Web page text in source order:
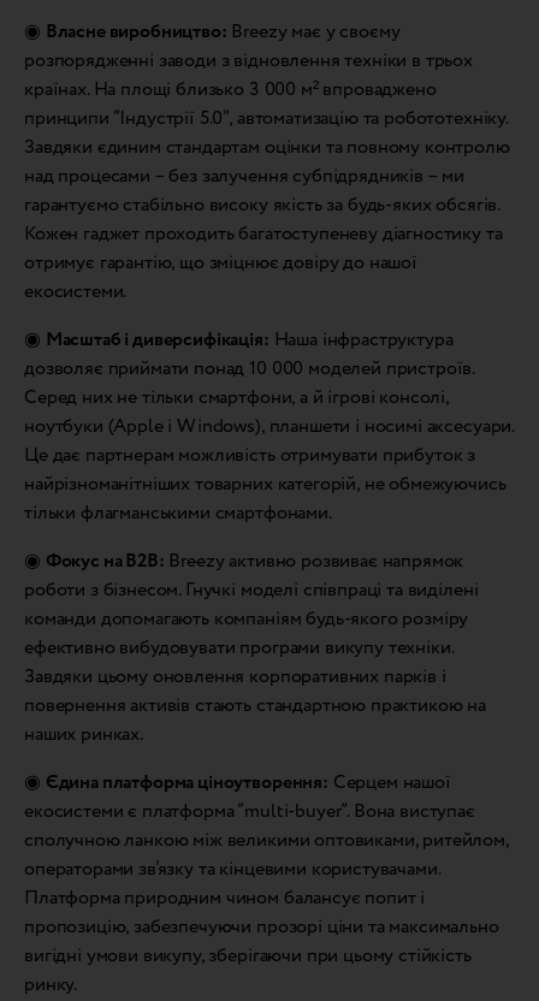
◉ Власне виробництво: Breezy має у своєму
розпорядженні заводи з відновлення техніки в трьох
країнах. На площі близько 3 000 м² впроваджено
принципи “Індустрії 5.0”, автоматизацію та робототехніку.
Завдяки єдиним стандартам оцінки та повному контролю
над процесами – без залучення субпідрядників – ми
гарантуємо стабільно високу якість за будь-яких обсягів.
Кожен гаджет проходить багатоступеневу діагностику та
отримує гарантію, що зміцнює довіру до нашої
екосистеми.
◉ Масштаб і диверсифікація: Наша інфраструктура
дозволяє приймати понад 10 000 моделей пристроїв.
Серед них не тільки смартфони, а й ігрові консолі,
ноутбуки (Apple і Windows), планшети і носимі аксесуари.
Це дає партнерам можливість отримувати прибуток з
найрізноманітніших товарних категорій, не обмежуючись
тільки флагманськими смартфонами.
◉ Фокус на B2B: Breezy активно розвиває напрямок
роботи з бізнесом. Гнучкі моделі співпраці та виділені
команди допомагають компаніям будь-якого розміру
ефективно вибудовувати програми викупу техніки.
Завдяки цьому оновлення корпоративних парків і
повернення активів стають стандартною практикою на
наших ринках.
◉ Єдина платформа ціноутворення: Серцем нашої
екосистеми є платформа “multi-buyer”. Вона виступає
сполучною ланкою між великими оптовиками, ритейлом,
операторами зв’язку та кінцевими користувачами.
Платформа природним чином балансує попит і
пропозицію, забезпечуючи прозорі ціни та максимально
вигідні умови викупу, зберігаючи при цьому стійкість
ринку.